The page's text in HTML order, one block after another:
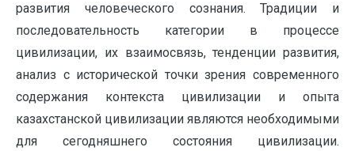
развития человеческого сознания. Традиции и
последовательность категории в процессе
цивилизации, их взаимосвязь, тенденции развития,
анализ с исторической точки зрения современного
содержания контекста цивилизации и опыта
казахстанской цивилизации являются необходимыми
для сегодняшнего состояния цивилизации.